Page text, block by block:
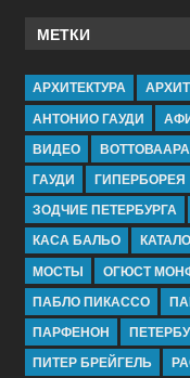
МЕТКИ
АРХИТЕКТУРА
АНТОНИО ГАУДИ
ВИДЕО
ВОТТОВААРА
ГАУДИ
ГИПЕРБОРЕЯ
ЗОДЧИЕ ПЕТЕРБУРГА
КАСА БАЛЬО
МОСТЫ
ОГЮСТ
ПАБЛО ПИКАССО
ПАРФЕНОН
ПИТЕР БРЕЙГЕЛЬ